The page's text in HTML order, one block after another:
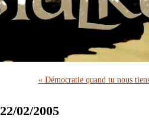
« Démocratie quand tu nous
22/02/2005